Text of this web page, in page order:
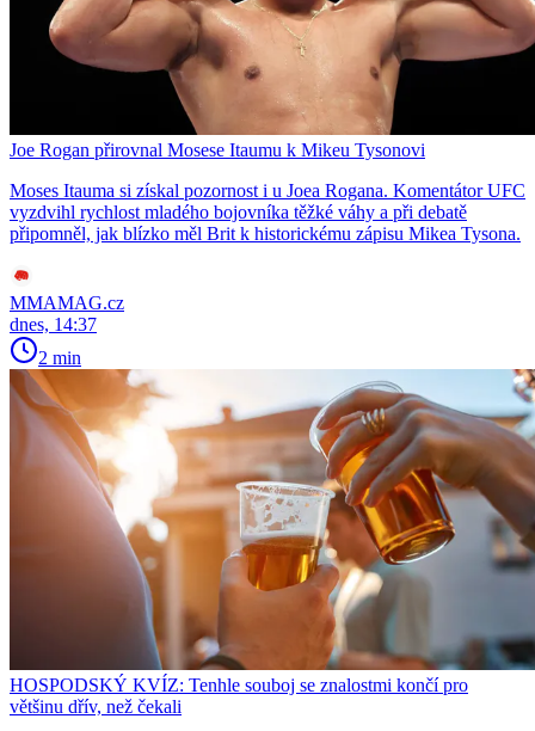
Joe Rogan přirovnal Mosese Itaumu k Mikeu Tysonovi
Moses Itauma si získal pozornost i u Joea Rogana. Komentátor UFC
vyzdvihl rychlost mladého bojovníka těžké váhy a při debatě
připomněl, jak blízko měl Brit k historickému zápisu Mikea Tysona.
MMAMAG.cz
dnes, 14:37
2 min
HOSPODSKÝ KVÍZ: Tenhle souboj se znalostmi končí pro
většinu dřív, než čekali